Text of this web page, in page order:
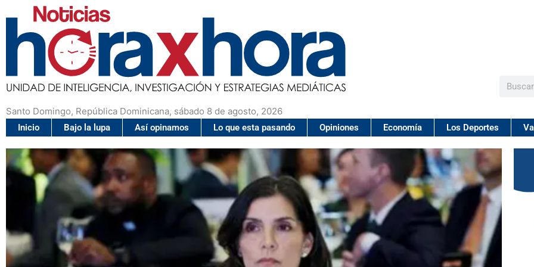
Santo Domingo, República Dominicana, sábado 8 de agosto, 2026
Buscar
Inicio Bajo la lupa Así opinamos Lo que esta pasando Opiniones Economía Los Deportes